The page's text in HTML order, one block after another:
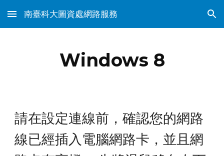
Skip to main content Skip to navigation
南臺科大圖資處網路服務
Windows 8
請在設定連線前，確認您的網路
線已經插入電腦網路卡，並且網